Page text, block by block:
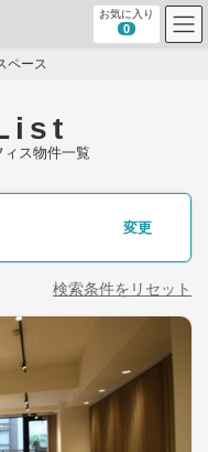
お気に入り
0
ペース
ス物件一覧
変更
検索条件をリセット